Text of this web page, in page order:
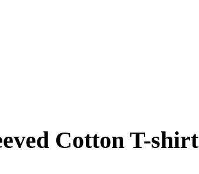
Cotton T-shirt